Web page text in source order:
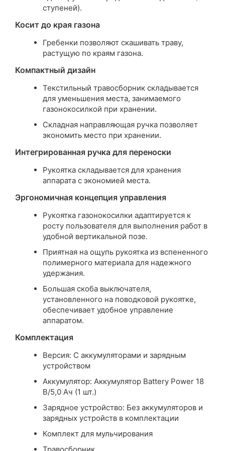
ступеней).
Косит до края газона
Гребенки позволяют скашивать траву,
растущую по краям газона.
Компактный дизайн
Текстильный травосборник складывается
для уменьшения места, занимаемого
газонокосилкой при хранении.
Складная направляющая ручка позволяет
экономить место при хранении.
Интегрированная ручка для переноски
Рукоятка складывается для хранения
аппарата с экономией места.
Эргономичная концепция управления
Рукоятка газонокосилки адаптируется к
росту пользователя для выполнения работ в
удобной вертикальной позе.
Приятная на ощупь рукоятка из вспененного
полимерного материала для надежного
удержания.
Большая скоба выключателя,
установленного на поводковой рукоятке,
обеспечивает удобное управление
аппаратом.
Комплектация
Версия: С аккумуляторами и зарядным
устройством
Аккумулятор: Аккумулятор Battery Power 18
В/5,0 Ач (1 шт.)
Зарядное устройство: Без аккумуляторов и
зарядных устройств в комплектации
Комплект для мульчирования